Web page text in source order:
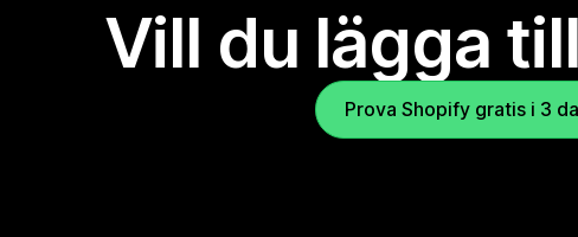
Vill du lägga
Prova Shopify gratis i 3